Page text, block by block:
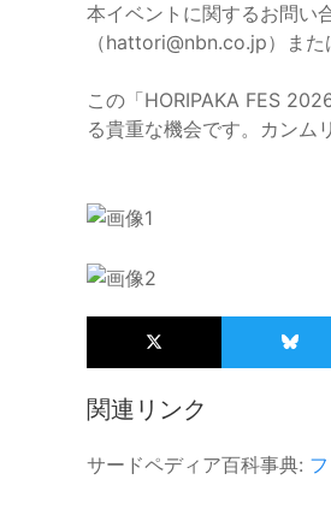
本イベントに関するお問い
（hattori@nbn.co.jp）ま
この「HORIPAKA FES
る貴重な機会です。カンム
関連リンク
サードペディア百科事典: